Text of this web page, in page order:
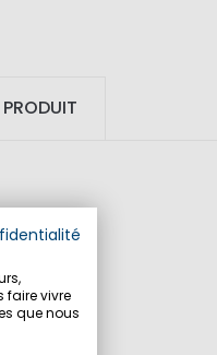
faire vivre
que nous